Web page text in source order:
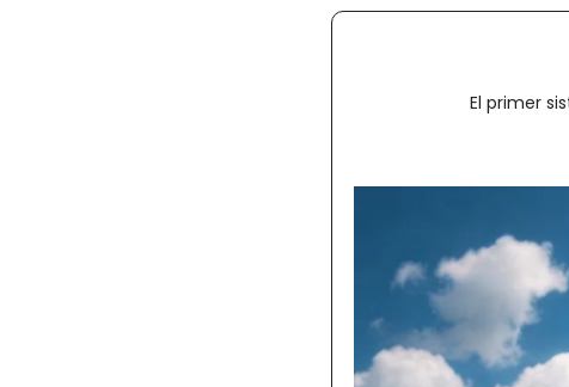
El primer